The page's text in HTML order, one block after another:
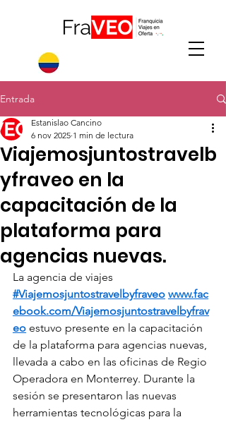
Entrada
Viajemosjuntostravelb
yfraveo en la
capacitación de la
plataforma para
agencias nuevas.
Estanislao Cancino
6 nov 2025 1 min de lectura
La agencia de viajes
#Viajemosjuntostravelbyfraveo www.fac
ebook.com/Viajemosjuntostravelbyfrav
eo estuvo presente en la capacitación
de la plataforma para agencias nuevas,
llevada a cabo en las oficinas de Regio
Operadora en Monterrey. Durante la
sesión se presentaron las nuevas
herramientas tecnológicas para la